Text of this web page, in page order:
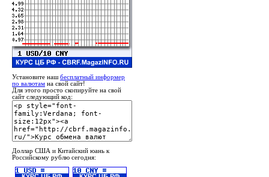
Установите наш бесплатный информер
по валютам на свой сайт!
Для этого просто скопируйте на свой
сайт следующий код:
Доллар США и Китайский юань к
Российскому рублю сегодня: